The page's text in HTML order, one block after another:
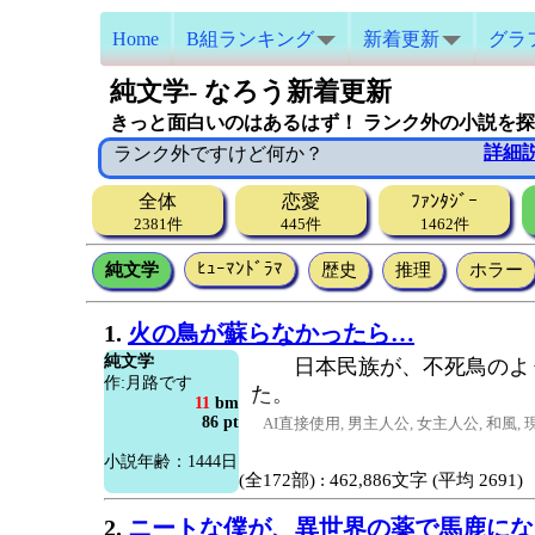
Home B組ランキング 新着更新 グラ
純文学- なろう新着更新
きっと面白いのはあるはず！ ランク外の小説を
ランク外ですけど何か？
詳細
全体
2381件
恋愛
445件
ﾌｧﾝﾀｼﾞｰ
1462件
純文学 ﾋｭｰﾏﾝﾄﾞﾗﾏ 歴史 推理 ホラー
1. 火の鳥が蘇らなかったら…
純文学
作:月路です
11 bm
86 pt
小説年齢：1444日
日本民族が、不死鳥のよ
た。
AI直接使用, 男主人公, 女主人公, 和風,
(全172部) : 462,886文字 (平均 2691)
2. ニートな僕が、異世界の薬で馬鹿に